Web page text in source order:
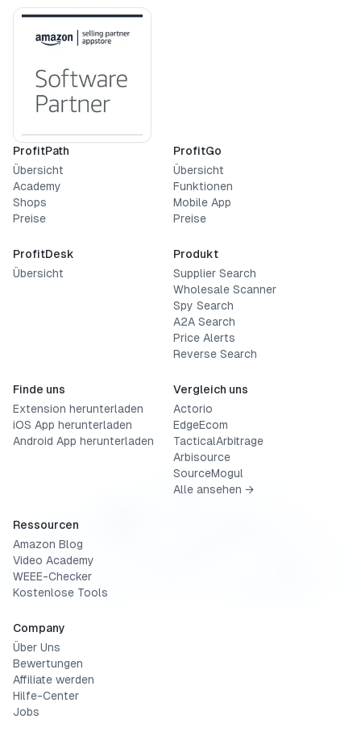
ProfitPath
Übersicht
Academy
Shops
Preise
ProfitGo
Übersicht
Funktionen
Mobile App
Preise
ProfitDesk
Übersicht
Produkt
Supplier Search
Wholesale Scanner
Spy Search
A2A Search
Price Alerts
Reverse Search
Finde uns
Extension herunterladen
iOS App herunterladen
Android App herunterladen
Vergleich uns
Actorio
EdgeEcom
TacticalArbitrage
Arbisource
SourceMogul
Alle ansehen →
Ressourcen
Amazon Blog
Video Academy
WEEE-Checker
Kostenlose Tools
Company
Über Uns
Bewertungen
Affiliate werden
Hilfe-Center
Jobs